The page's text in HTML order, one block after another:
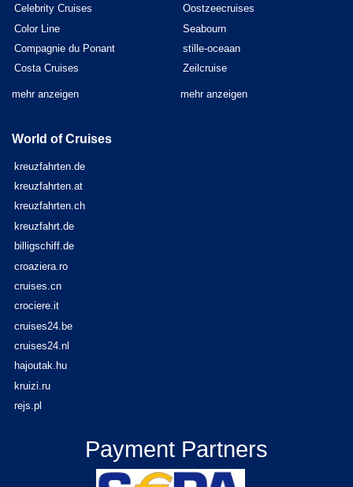
Celebrity Cruises
Color Line
Compagnie du Ponant
Costa Cruises
mehr anzeigen
Oostzeecruises
Seabourn
stille-oceaan
Zeilcruise
mehr anzeigen
World of Cruises
kreuzfahrten.de
kreuzfahrten.at
kreuzfahrten.ch
kreuzfahrt.de
billigschiff.de
croaziera.ro
cruises.cn
crociere.it
cruises24.be
cruises24.nl
hajoutak.hu
kruizi.ru
rejs.pl
Payment Partners